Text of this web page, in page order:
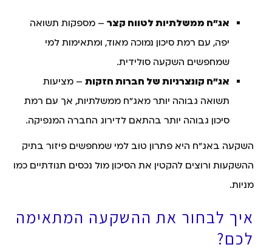
אג"ח ממשלתיות לטווח קצר – מספקות תשואה
יפה, עם רמת סיכון נמוכה מאוד, ומתאימות למי
שמחפשים השקעה סולידית.
אג"ח קונצרניות של חברות חזקות – מציעות
תשואה גבוהה יותר מאג"ח ממשלתיות, אך עם רמת
סיכון גבוהה יותר בהתאם לדירוג החברה המנפיקה.
השקעה באג"ח היא פתרון טוב למי שמחפשים פיזור בתיק
ההשקעות ורוצים להקטין את הסיכון מול נכסים תנודתיים כמו
מניות.
איך לבחור את ההשקעה המתאימה
לכם?